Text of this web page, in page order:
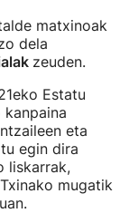
matxinoak
dela
zeuden.
Estatu
eta
egin dira
liskarrak,
mugatik